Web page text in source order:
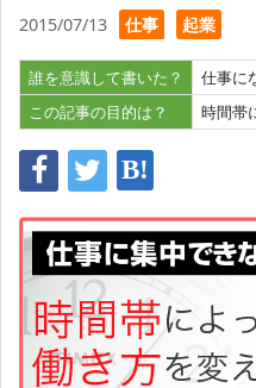
2015/07/13 仕事 起業
誰を意識して書いた？
仕事に
この記事の目的は？
時間帯